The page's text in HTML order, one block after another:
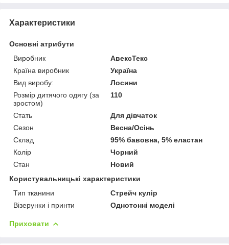
Характеристики
Основні атрибути
Виробник
АвексТекс
Країна виробник
Україна
Вид виробу:
Лосини
Розмір дитячого одягу (за
зростом)
110
Стать
Для дівчаток
Сезон
Весна/Осінь
Склад
95% бавовна, 5% еластан
Колір
Чорний
Стан
Новий
Користувальницькі характеристики
Тип тканини
Стрейч кулір
Візерунки і принти
Однотонні моделі
Приховати